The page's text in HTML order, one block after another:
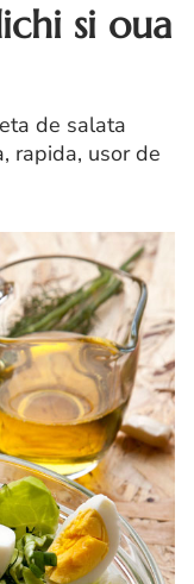
si oua
de salata
rapida, usor de